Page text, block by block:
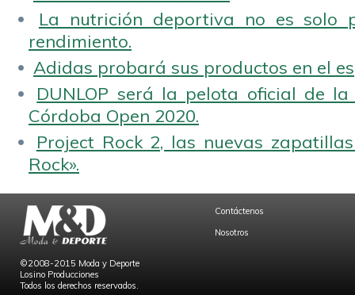
La nutrición deportiva no es solo
rendimiento.
Adidas probará sus productos en el
DUNLOP será la pelota oficial de
Córdoba Open 2020.
Project Rock 2, las nuevas
Rock».
©2008-2015 Moda y Deporte
Losino Producciones
Todos los derechos reservados.
Contáctenos
Nosotros